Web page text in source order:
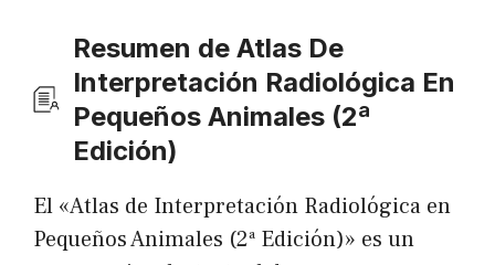
Resumen de Atlas De
Interpretación Radiológica En
Pequeños Animales (2ª
Edición)
El «Atlas de Interpretación Radiológica en
Pequeños Animales (2ª Edición)» es un